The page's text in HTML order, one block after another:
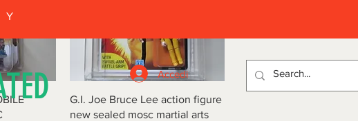
Accedi
Vista rapida
G.I. Joe Bruce Lee action figure
new sealed mosc martial arts